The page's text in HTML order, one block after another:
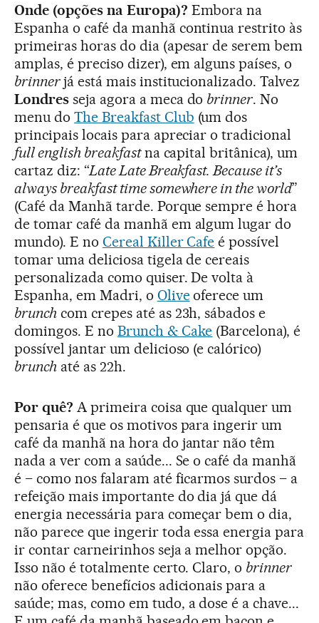
Onde (opções na Europa)? Embora na
Espanha o café da manhã continua restrito às
primeiras horas do dia (apesar de serem bem
amplas, é preciso dizer), em alguns países, o
brinnerjá está mais institucionalizado. Talvez
Londresseja agora a meca do brinner. No
menu do The Breakfast Club (um dos
principais locais para apreciar o tradicional
full english breakfastna capital britânica), um
cartaz diz: “Late Late Breakfast. Because it’s
always breakfast time somewhere in the world”
(Café da Manhã tarde. Porque sempre é hora
de tomar café da manhã em algum lugar do
mundo). E no Cereal Killer Cafe é possível
tomar uma deliciosa tigela de cereais
personalizada como quiser. De volta à
Espanha, em Madri, o Oliveoferece um
brunchcom crepes até as 23h, sábados e
domingos. E no Brunch & Cake (Barcelona), é
possível jantar um delicioso (e calórico)
brunchaté as 22h.
Por quê? A primeira coisa que qualquer um
pensaria é que os motivos para ingerir um
café da manhã na hora do jantar não têm
nada a ver com a saúde... Se o café da manhã
é – como nos falaram até ficarmos surdos – a
refeição mais importante do dia já que dá
energia necessária para começar bem o dia,
não parece que ingerir toda essa energia para
ir contar carneirinhos seja a melhor opção.
Isso não é totalmente certo. Claro, o brinner
não oferece benefícios adicionais para a
saúde; mas, como em tudo, a dose é a chave...